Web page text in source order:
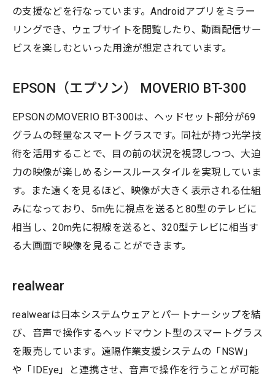
の支援などを行なっています。Androidアプリをミラー
リングでき、ウェブサイトを閲覧したり、動画配信サー
ビスを楽しむといった用途が想定されています。
EPSON（エプソン） MOVERIO BT-300
EPSONのMOVERIO BT-300は、ヘッドセット部分が69
グラムの軽量なスマートグラスです。同社が持つ光学技
術を活用することで、目の前の状況を視認しつつ、大迫
力の映像が楽しめるシースルースタイルを実現していま
す。また遠くを見るほど、映像が大きく表示される仕組
みになっており、5m先に視点を送ると80型のテレビに
相当し、20m先に視線を送ると、320型テレビに相当す
る大画面で映像を見ることができます。
realwear
realwearは日本システムウェアとパートナーシップを結
び、音声で操作するヘッドマウント型のスマートグラス
を販売しています。遠隔作業支援システムの「NSW」
や「IDEye」と連携させ、音声で操作を行うことが可能